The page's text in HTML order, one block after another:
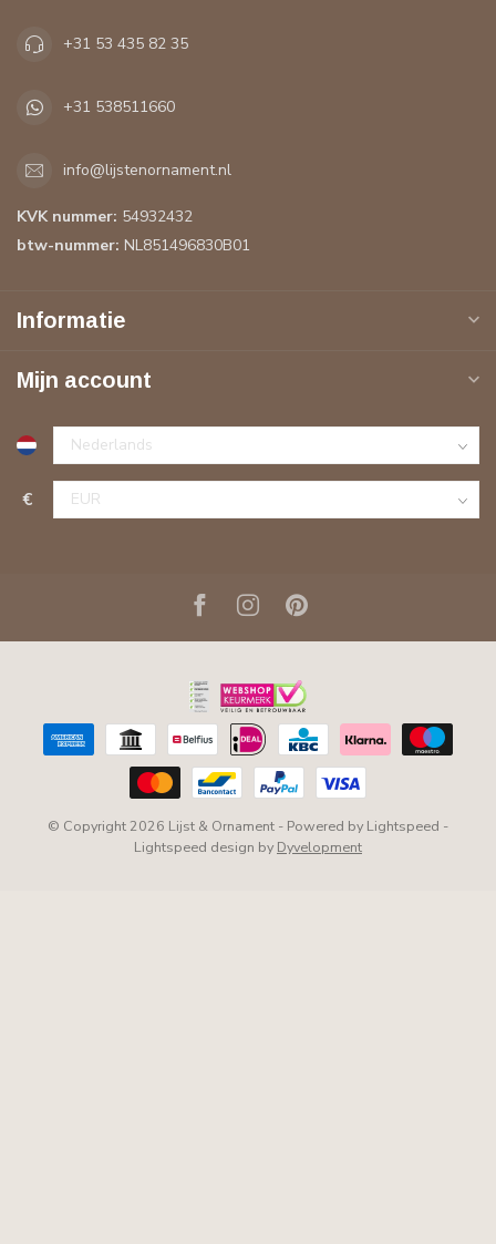
+31 53 435 82 35
+31 538511660
info@lijstenornament.nl
KVK nummer: 54932432
btw-nummer: NL851496830B01
Informatie
Mijn account
€
© Copyright 2026 Lijst & Ornament - Powered by Lightspeed -
Lightspeed design by Dyvelopment